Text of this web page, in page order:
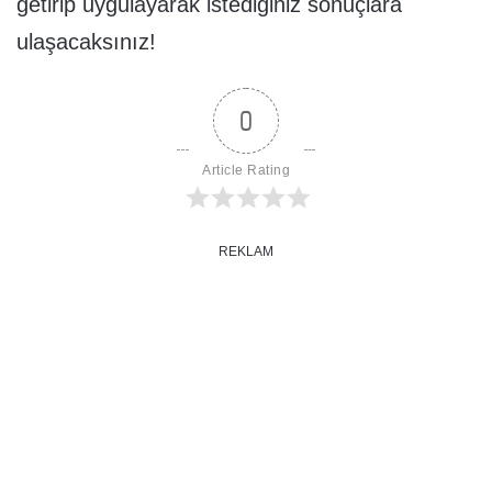
ulaşacaksınız!
0
Article Rating
REKLAM